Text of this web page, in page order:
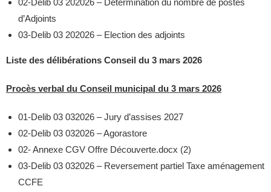
02-Delib 03 202026 – Détermination du nombre de postes
d’Adjoints
03-Delib 03 202026 – Election des adjoints
Liste des délibérations Conseil du 3 mars 2026
Procès verbal du Conseil municipal du 3 mars 2026
01-Delib 03 032026 – Jury d’assises 2027
02-Delib 03 032026 – Agorastore
02- Annexe CGV Offre Découverte.docx (2)
03-Delib 03 032026 – Reversement partiel Taxe aménagement
CCFE